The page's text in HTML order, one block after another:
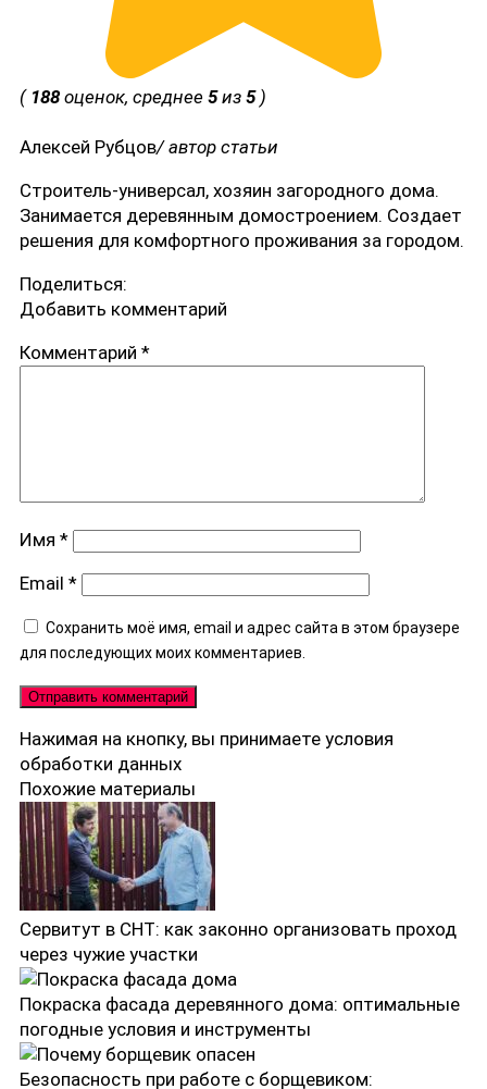
( 188 оценок, среднее 5из 5)
Алексей Рубцов/ автор статьи
Строитель-универсал, хозяин загородного дома.
Занимается деревянным домостроением. Создает
решения для комфортного проживания за городом.
Поделиться:
Добавить комментарий
Комментарий *
Имя *
Email *
Сохранить моё имя, email и адрес сайта в этом браузере
для последующих моих комментариев.
Нажимая на кнопку, вы принимаете условия
обработки данных
Похожие материалы
Сервитут в СНТ: как законно организовать проход
через чужие участки
Покраска фасада деревянного дома: оптимальные
погодные условия и инструменты
Безопасность при работе с борщевиком: